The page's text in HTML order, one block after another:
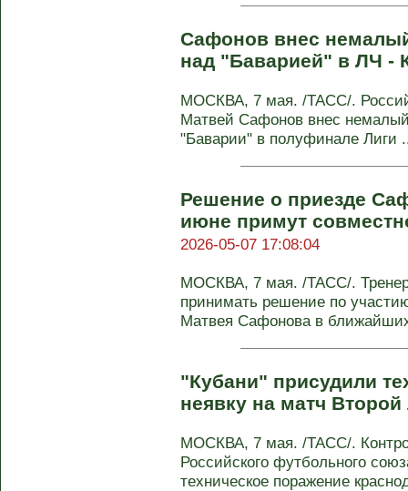
Сафонов внес
над "Баварией" в ЛЧ -
МОСКВА, 7 мая. /ТАСС/.
Матвей Сафонов внес
"Баварии" в полуфинале Лиги
Решение о приезде
июне примут
2026-05-07 17:08:04
МОСКВА, 7 мая. /ТАСС/.
принимать решение по
Матвея Сафонова в
"Кубани" присудили
неявку на матч
МОСКВА, 7 мая. /ТАСС/.
Российского футбольного
техническое поражение